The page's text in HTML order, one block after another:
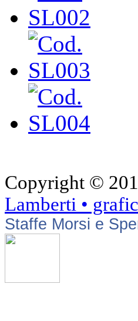
Copyright ©
Lamberti •
Staffe Morsi e